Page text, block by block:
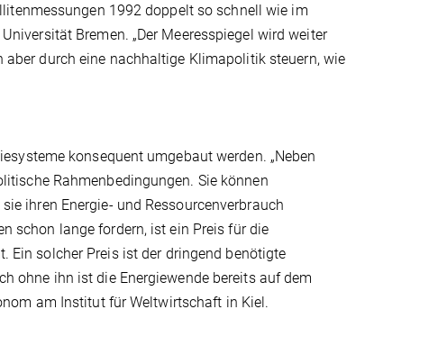
1992 doppelt so schnell wie im
Bremen. „Der Meeresspiegel wird weiter
durch eine nachhaltige Klimapolitik steuern, wie
konsequent umgebaut werden. „Neben
Rahmenbedingungen. Sie können
ihren Energie- und Ressourcenverbrauch
schon lange fordern, ist ein Preis für die
Ein solcher Preis ist der dringend benötigte
ohne ihn ist die Energiewende bereits auf dem
am Institut für Weltwirtschaft in Kiel.